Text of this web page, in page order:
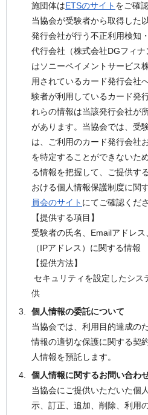
施団体はETSのサイト をご確
当協会が受験者から取得した
発行会社が行う不正利用検知
代行会社（株式会社DGフィ
はソニーペイメントサービス
用されているカード発行会社
験者が利用しているカード発
れらの情報は当該発行会社が
があります。当協会では、受
は、ご利用のカード発行会社
を特定することができないた
る情報を把握して、ご提供す
おける個人情報保護制度に関
員会のサイト にてご確認くださ
【提供する項目】
受験者の氏名、Emailアドレ
（IPアドレス）に関する情報
【提供方法】
セキュリティを設定したシス
供
個人情報の委託について
当協会では、利用目的達成の
情報の適切な保護に関する契
人情報を預託します。
個人情報に関するお問い合わ
当協会にご提供いただいた個
示、訂正、追加、削除、利用